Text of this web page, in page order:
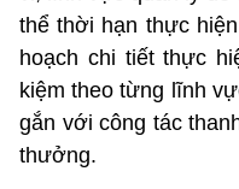
thể thời hạn thực
hoạch chi tiết thực
kiệm theo từng lĩnh
gắn với công tác
thưởng.